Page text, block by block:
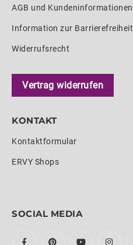
AGB und Kundeninformationen
Information zur Barrierefreiheit
Widerrufsrecht
Vertrag widerrufen
KONTAKT
Kontaktformular
ERVY Shops
SOCIAL MEDIA